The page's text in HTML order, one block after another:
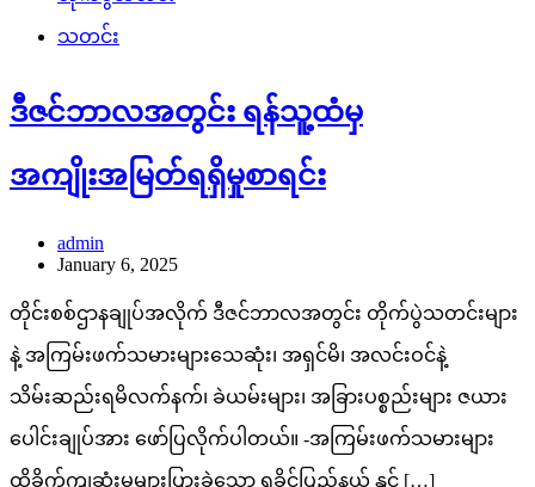
သတင်း
ဒီဇင်ဘာလအတွင်း ရန်သူ့ထံမှ
အကျိုးအမြတ်ရရှိမှုစာရင်း
admin
January 6, 2025
တိုင်းစစ်ဌာနချုပ်အလိုက် ဒီဇင်ဘာလအတွင်း တိုက်ပွဲသတင်းများ
နဲ့ အကြမ်းဖက်သမားများသေဆုံး၊ အရှင်မိ၊ အလင်းဝင်နဲ့
သိမ်းဆည်းရမိလက်နက်၊ ခဲယမ်းများ၊ အခြားပစ္စည်းများ ဇယား
ပေါင်းချုပ်အား ဖော်ပြလိုက်ပါတယ်။ -အကြမ်းဖက်သမားများ
ထိခိုက်ကျဆုံးမှုများပြားခဲ့သော ရခိုင်ပြည်နယ် နှင့် […]